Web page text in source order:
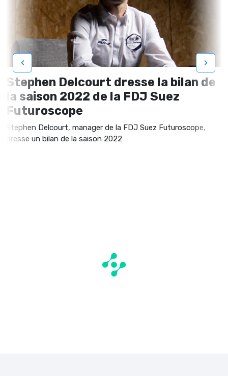
Stephen Delcourt dresse la bilan de
la saison 2022 de la FDJ Suez
Futuroscope
Stephen Delcourt, manager de la FDJ Suez Futuroscope,
dresse un bilan de la saison 2022
‹ ›